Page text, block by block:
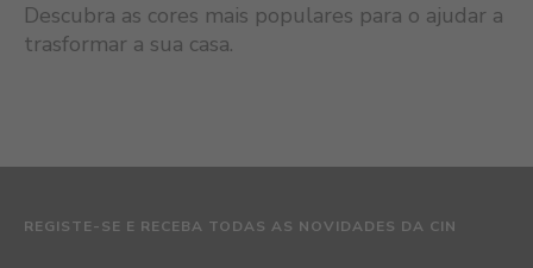
Descubra as cores mais populares para o ajudar a
trasformar a sua casa.
REGISTE-SE E RECEBA TODAS AS NOVIDADES DA CIN